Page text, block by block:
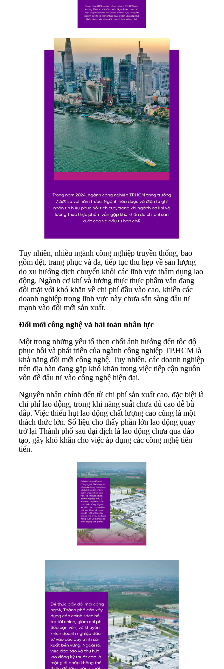
Tuy nhiên, nhiều ngành công nghiệp truyền thống, bao
gồm dệt, trang phục và da, tiếp tục thu hẹp về sản lượng
do xu hướng dịch chuyển khỏi các lĩnh vực thâm dụng lao
động. Ngành cơ khí và lương thực thực phẩm vẫn đang
đối mặt với khó khăn về chi phí đầu vào cao, khiến các
doanh nghiệp trong lĩnh vực này chưa sẵn sàng đầu tư
mạnh vào đổi mới sản xuất.
Đổi mới công nghệ và bài toán nhân lực
Một trong những yếu tố then chốt ảnh hưởng đến tốc độ
phục hồi và phát triển của ngành công nghiệp TP.HCM là
khả năng đổi mới công nghệ. Tuy nhiên, các doanh nghiệp
trên địa bàn đang gặp khó khăn trong việc tiếp cận nguồn
vốn để đầu tư vào công nghệ hiện đại.
Nguyên nhân chính đến từ chi phí sản xuất cao, đặc biệt là
chi phí lao động, trong khi năng suất chưa đủ cao để bù
đắp. Việc thiếu hụt lao động chất lượng cao cũng là một
thách thức lớn. Số liệu cho thấy phần lớn lao động quay
trở lại Thành phố sau đại dịch là lao động chưa qua đào
tạo, gây khó khăn cho việc áp dụng các công nghệ tiên
tiến.